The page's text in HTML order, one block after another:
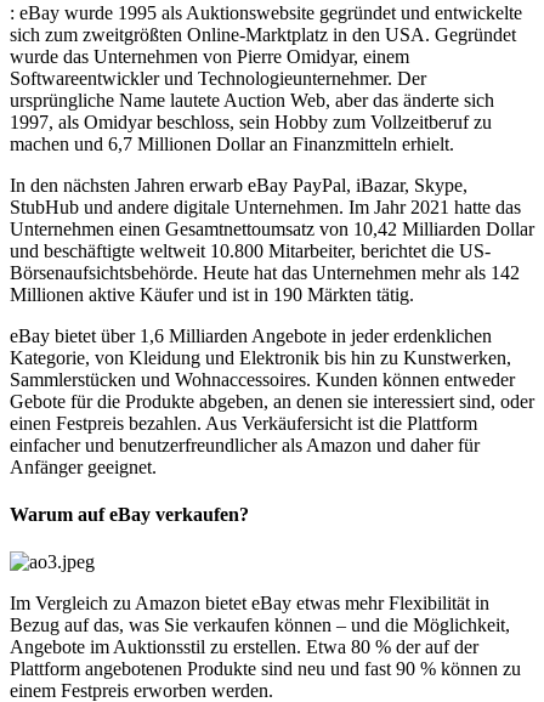
: eBay wurde 1995 als Auktionswebsite gegründet und entwickelte
sich zum zweitgrößten Online-Marktplatz in den USA. Gegründet
wurde das Unternehmen von Pierre Omidyar, einem
Softwareentwickler und Technologieunternehmer. Der
ursprüngliche Name lautete Auction Web, aber das änderte sich
1997, als Omidyar beschloss, sein Hobby zum Vollzeitberuf zu
machen und 6,7 Millionen Dollar an Finanzmitteln erhielt.
In den nächsten Jahren erwarb eBay PayPal, iBazar, Skype,
StubHub und andere digitale Unternehmen. Im Jahr 2021 hatte das
Unternehmen einen Gesamtnettoumsatz von 10,42 Milliarden Dollar
und beschäftigte weltweit 10.800 Mitarbeiter, berichtet die US-
Börsenaufsichtsbehörde. Heute hat das Unternehmen mehr als 142
Millionen aktive Käufer und ist in 190 Märkten tätig.
eBay bietet über 1,6 Milliarden Angebote in jeder erdenklichen
Kategorie, von Kleidung und Elektronik bis hin zu Kunstwerken,
Sammlerstücken und Wohnaccessoires. Kunden können entweder
Gebote für die Produkte abgeben, an denen sie interessiert sind, oder
einen Festpreis bezahlen. Aus Verkäufersicht ist die Plattform
einfacher und benutzerfreundlicher als Amazon und daher für
Anfänger geeignet.
Warum auf eBay verkaufen?
Im Vergleich zu Amazon bietet eBay etwas mehr Flexibilität in
Bezug auf das, was Sie verkaufen können – und die Möglichkeit,
Angebote im Auktionsstil zu erstellen. Etwa 80 % der auf der
Plattform angebotenen Produkte sind neu und fast 90 % können zu
einem Festpreis erworben werden.